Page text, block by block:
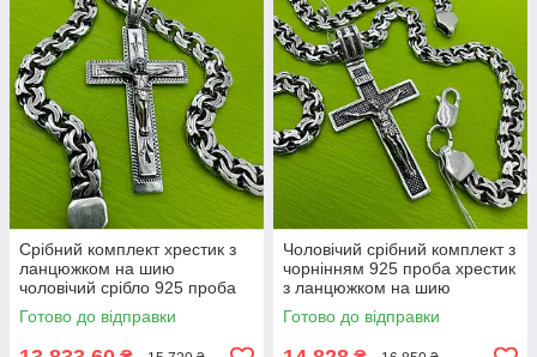
Срібний комплект хрестик з
ланцюжком на шию
чоловічий срібло 925 проба
Готово до відправки
Чоловічий срібний комплект з
чорнінням 925 проба хрестик
з ланцюжком на шию
Готово до відправки